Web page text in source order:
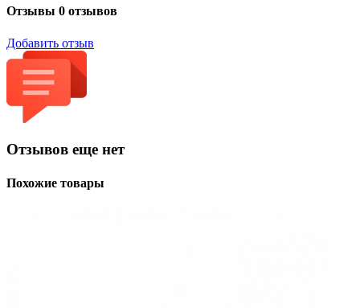
Отзывы 0 отзывов
Добавить отзыв
Отзывов еще нет
Похожие товары